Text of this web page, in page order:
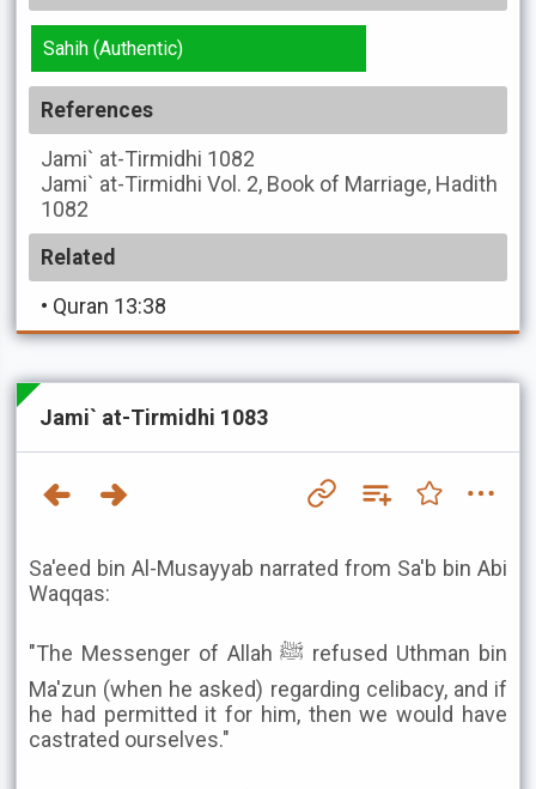
Sahih (Authentic)
References
Jami` at-Tirmidhi 1082
Jami` at-Tirmidhi Vol. 2, Book of Marriage, Hadith
1082
Related
• Quran 13:38
Jami` at-Tirmidhi 1083
Sa'eed bin Al-Musayyab narrated from Sa'b bin Abi
Waqqas:
"The Messenger of Allah ﷺ refused Uthman bin
Ma'zun (when he asked) regarding celibacy, and if
he had permitted it for him, then we would have
castrated ourselves."